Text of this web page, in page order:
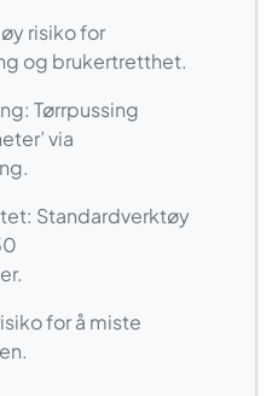
risiko for
og brukertretthet.
Tørrpussing
via
Standardverktøy
for å miste